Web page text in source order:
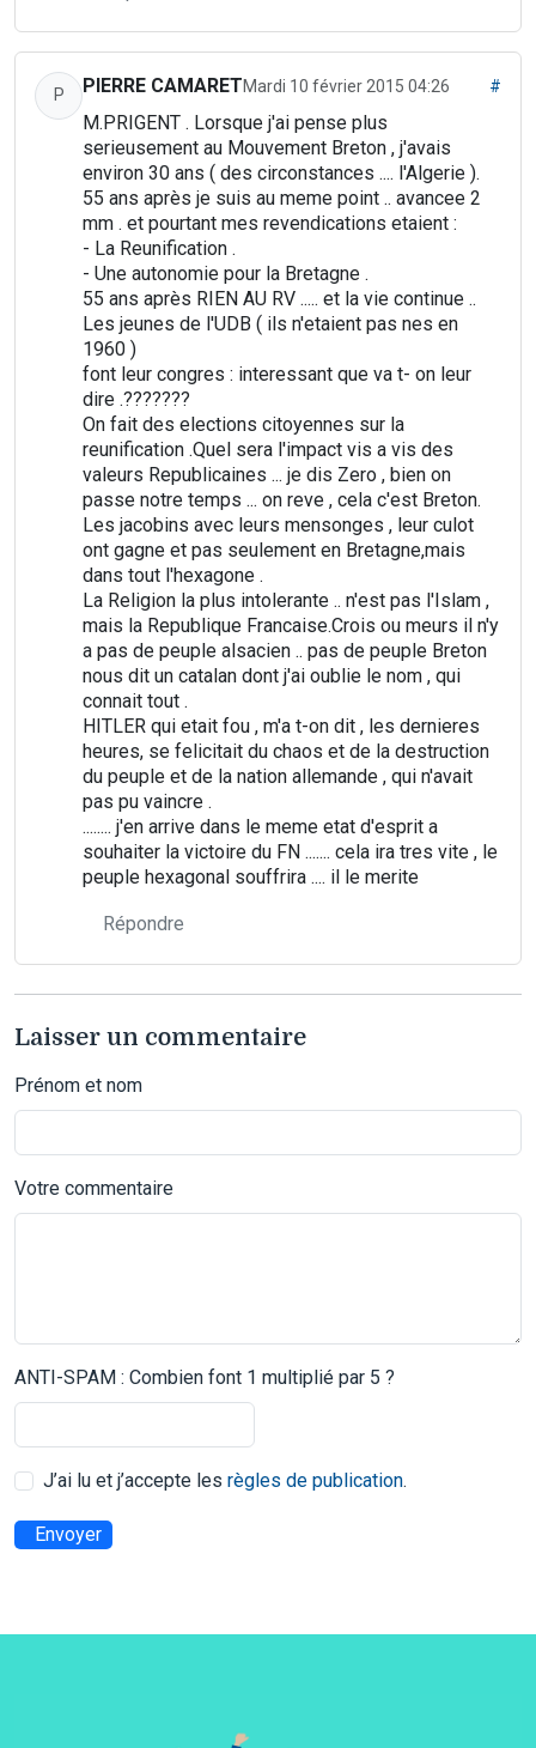
P PIERRE CAMARETMardi 10 février 2015 04:26 #
M.PRIGENT . Lorsque j'ai pense plus
serieusement au Mouvement Breton , j'avais
environ 30 ans ( des circonstances .... l'Algerie ).
55 ans après je suis au meme point .. avancee 2
mm . et pourtant mes revendications etaient :
- La Reunification .
- Une autonomie pour la Bretagne .
55 ans après RIEN AU RV ..... et la vie continue ..
Les jeunes de l'UDB ( ils n'etaient pas nes en
1960 )
font leur congres : interessant que va t- on leur
dire .???????
On fait des elections citoyennes sur la
reunification .Quel sera l'impact vis a vis des
valeurs Republicaines ... je dis Zero , bien on
passe notre temps ... on reve , cela c'est Breton.
Les jacobins avec leurs mensonges , leur culot
ont gagne et pas seulement en Bretagne,mais
dans tout l'hexagone .
La Religion la plus intolerante .. n'est pas l'Islam ,
mais la Republique Francaise.Crois ou meurs il n'y
a pas de peuple alsacien .. pas de peuple Breton
nous dit un catalan dont j'ai oublie le nom , qui
connait tout .
HITLER qui etait fou , m'a t-on dit , les dernieres
heures, se felicitait du chaos et de la destruction
du peuple et de la nation allemande , qui n'avait
pas pu vaincre .
........ j'en arrive dans le meme etat d'esprit a
souhaiter la victoire du FN ....... cela ira tres vite , le
peuple hexagonal souffrira .... il le merite
Répondre
Laisser un commentaire
Prénom et nom
Votre commentaire
ANTI-SPAM : Combien font 1 multiplié par 5 ?
J’ai lu et j’accepte les règles de publication.
Envoyer